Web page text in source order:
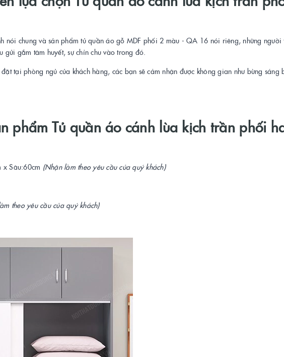
nói chung và sản phẩm tủ quần áo gỗ MDF phối 2 màu - QA 16 nói riêng, những người
gửi gắm tâm huyết, sự chỉn chu vào trong đó.
tại phòng ngủ của khách hàng, các bạn sẽ cảm nhận được không gian như bừng sáng
phẩm Tủ quần áo cánh lùa kịch trần phối
x Sâu:60cm (Nhận làm theo yêu cầu của quý khách)
theo yêu cầu của quý khách)